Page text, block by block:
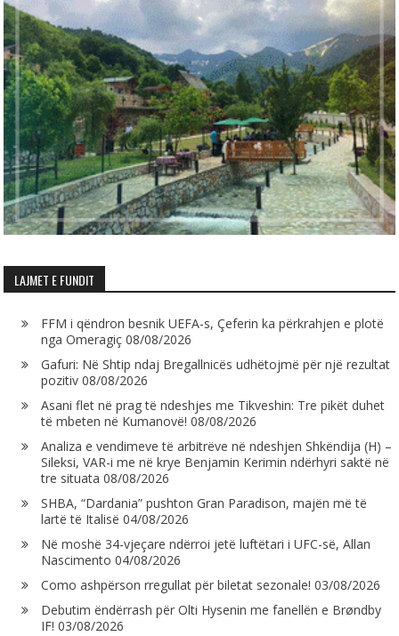
LAJMET E FUNDIT
FFM i qëndron besnik UEFA-s, Çeferin ka përkrahjen e plotë
nga Omeragiç 08/08/2026
Gafuri: Në Shtip ndaj Bregallnicës udhëtojmë për një rezultat
pozitiv 08/08/2026
Asani flet në prag të ndeshjes me Tikveshin: Tre pikët duhet
të mbeten në Kumanovë! 08/08/2026
Analiza e vendimeve të arbitrëve në ndeshjen Shkëndija (H) –
Sileksi, VAR-i me në krye Benjamin Kerimin ndërhyri saktë në
tre situata 08/08/2026
SHBA, “Dardania” pushton Gran Paradison, majën më të
lartë të Italisë 04/08/2026
Në moshë 34-vjeçare ndërroi jetë luftëtari i UFC-së, Allan
Nascimento 04/08/2026
Como ashpërson rregullat për biletat sezonale! 03/08/2026
Debutim ëndërrash për Olti Hysenin me fanellën e Brøndby
IF! 03/08/2026